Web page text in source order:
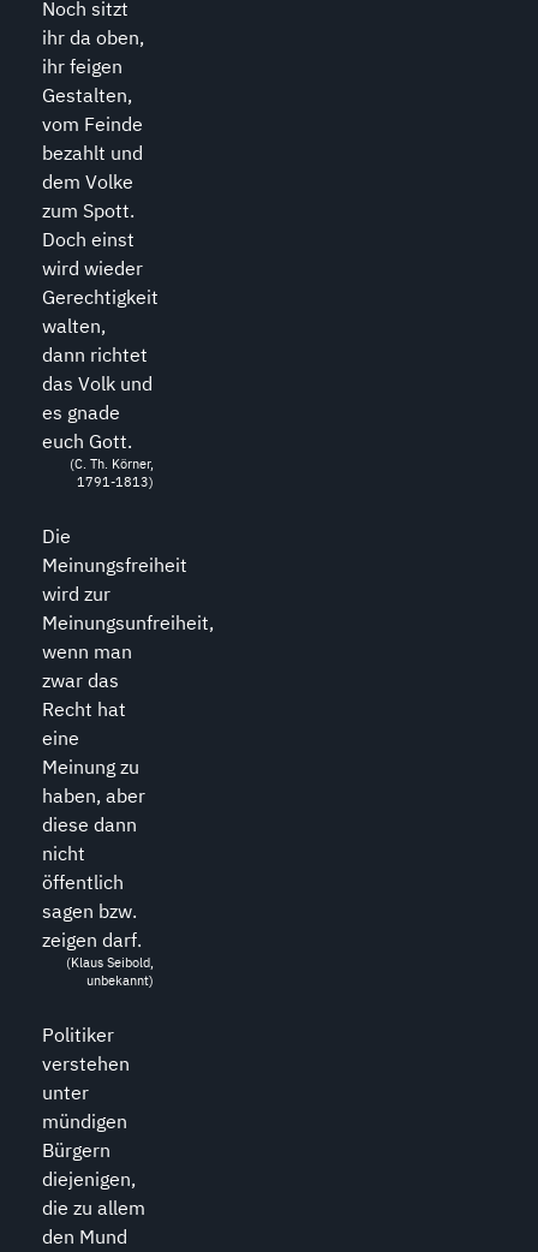
Noch sitzt
ihr da oben,
ihr feigen
Gestalten,
vom Feinde
bezahlt und
dem Volke
zum Spott.
Doch einst
wird wieder
Gerechtigkeit
walten,
dann richtet
das Volk und
es gnade
euch Gott.
(C. Th. Körner,
1791-1813)
Die
Meinungsfreiheit
wird zur
Meinungsunfreiheit,
wenn man
zwar das
Recht hat
eine
Meinung zu
haben, aber
diese dann
nicht
öffentlich
sagen bzw.
zeigen darf.
(Klaus Seibold,
unbekannt)
Politiker
verstehen
unter
mündigen
Bürgern
diejenigen,
die zu allem
den Mund